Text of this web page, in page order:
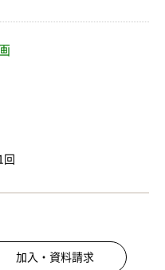
加入・資料請求